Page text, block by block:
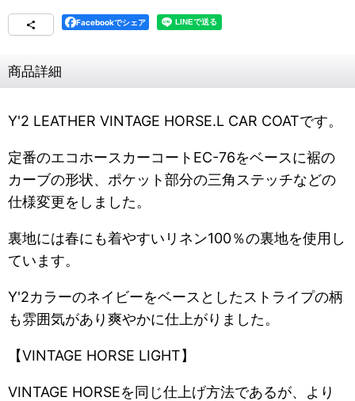
Facebookでシェア
商品詳細
Y'2 LEATHER VINTAGE HORSE.L CAR COATです。
定番のエコホースカーコートEC-76をベースに裾の
カーブの形状、ポケット部分の三角ステッチなどの
仕様変更をしました。
裏地には春にも着やすいリネン100％の裏地を使用し
ています。
Y'2カラーのネイビーをベースとしたストライプの柄
も雰囲気があり爽やかに仕上がりました。
【VINTAGE HORSE LIGHT】
VINTAGE HORSEを同じ仕上げ方法であるが、より